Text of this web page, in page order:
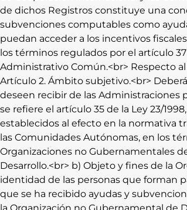
de dichos Registros constituye una
subvenciones computables como
puedan acceder a los incentivos
los términos regulados por el artículo
Administrativo Común.<br> Respecto
Artículo 2. Ámbito subjetivo.<br>
deseen recibir de las Administraciones
se refiere el artículo 35 de la Ley 23/
establecidos al efecto en la normativa
las Comunidades Autónomas, en los
Organizaciones no Gubernamentales
Desarrollo.<br> b) Objeto y fines de la
identidad de las personas que forman
que se ha recibido ayudas y
la Organización no Gubernamental de